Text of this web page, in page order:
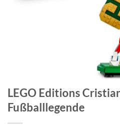
LEGO Editions
Fußballlegende